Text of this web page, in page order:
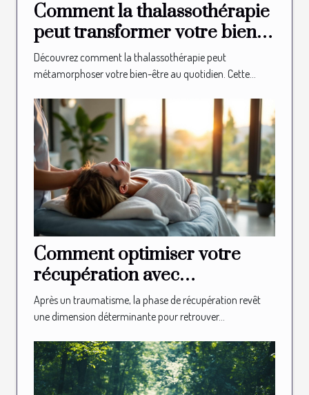
Comment la thalassothérapie
peut transformer votre bien-
être quotidien ?
Découvrez comment la thalassothérapie peut
métamorphoser votre bien-être au quotidien. Cette...
Comment optimiser votre
récupération avec
l'ostéopathie après un
traumatisme ?
Après un traumatisme, la phase de récupération revêt
une dimension déterminante pour retrouver...